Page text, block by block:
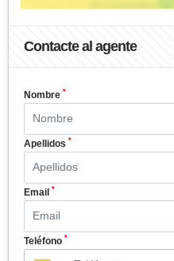
Contacte al agente
Nombre *
Apellidos *
Email *
Teléfono *